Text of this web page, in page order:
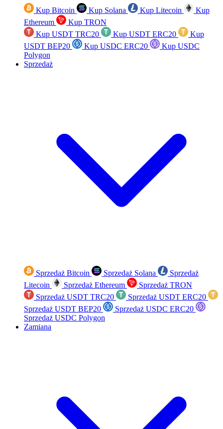
Kup Bitcoin Kup Solana Kup Litecoin
Kup
Ethereum
Kup TRON
Kup USDT TRC20
Kup USDT ERC20
Kup
USDT BEP20
Kup USDC ERC20
Kup USDC
Polygon
Sprzedaż
Sprzedaż Bitcoin Sprzedaż Solana
Sprzedaż
Litecoin
Sprzedaż Ethereum
Sprzedaż TRON
Sprzedaż USDT TRC20
Sprzedaż USDT ERC20
Sprzedaż USDT BEP20
Sprzedaż USDC ERC20
Sprzedaż USDC Polygon
Zamiana